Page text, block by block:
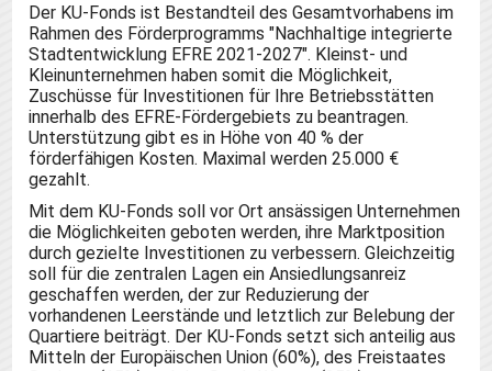
Der KU-Fonds ist Bestandteil des Gesamtvorhabens im
Rahmen des Förderprogramms "Nachhaltige integrierte
Stadtentwicklung EFRE 2021-2027". Kleinst- und
Kleinunternehmen haben somit die Möglichkeit,
Zuschüsse für Investitionen für Ihre Betriebsstätten
innerhalb des EFRE-Fördergebiets zu beantragen.
Unterstützung gibt es in Höhe von 40 % der
förderfähigen Kosten. Maximal werden 25.000 €
gezahlt.
Mit dem KU-Fonds soll vor Ort ansässigen Unternehmen
die Möglichkeiten geboten werden, ihre Marktposition
durch gezielte Investitionen zu verbessern. Gleichzeitig
soll für die zentralen Lagen ein Ansiedlungsanreiz
geschaffen werden, der zur Reduzierung der
vorhandenen Leerstände und letztlich zur Belebung der
Quartiere beiträgt. Der KU-Fonds setzt sich anteilig aus
Mitteln der Europäischen Union (60%), des Freistaates